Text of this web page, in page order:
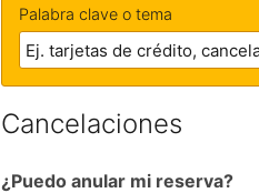
Palabra clave o tema
Cancelaciones
¿Puedo anular mi reserva?